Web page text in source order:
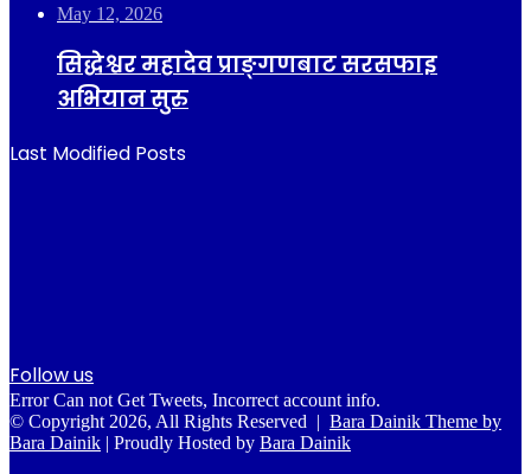
May 12, 2026
सिद्धेश्वर महादेव प्राङ्गणबाट सरसफाइ
अभियान सुरु
Last Modified Posts
Follow us
Error Can not Get Tweets, Incorrect account info.
© Copyright 2026, All Rights Reserved | Bara Dainik Theme by
Bara Dainik | Proudly Hosted by Bara Dainik